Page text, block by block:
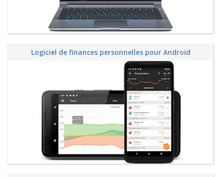
Logiciel de finances personnelles pour Android